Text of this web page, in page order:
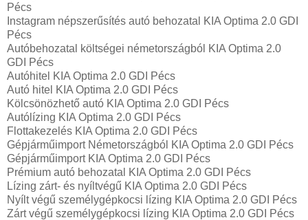
Pécs
Instagram népszerűsítés autó behozatal KIA Optima 2.0 GDI
Pécs
Autóbehozatal költségei németországból KIA Optima 2.0
GDI Pécs
Autóhitel KIA Optima 2.0 GDI Pécs
Autó hitel KIA Optima 2.0 GDI Pécs
Kölcsönözhető autó KIA Optima 2.0 GDI Pécs
Autólízing KIA Optima 2.0 GDI Pécs
Flottakezelés KIA Optima 2.0 GDI Pécs
Gépjárműimport Németországból KIA Optima 2.0 GDI Pécs
Gépjárműimport KIA Optima 2.0 GDI Pécs
Prémium autó behozatal KIA Optima 2.0 GDI Pécs
Lízing zárt- és nyíltvégű KIA Optima 2.0 GDI Pécs
Nyílt végű személygépkocsi lízing KIA Optima 2.0 GDI Pécs
Zárt végű személygépkocsi lízing KIA Optima 2.0 GDI Pécs